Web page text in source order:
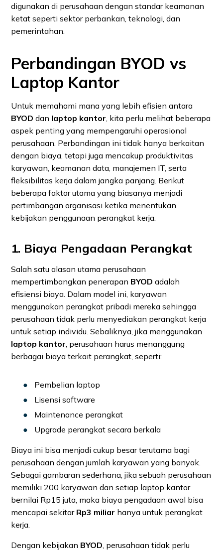
digunakan di perusahaan dengan standar keamanan
ketat seperti sektor perbankan, teknologi, dan
pemerintahan.
Perbandingan BYOD vs
Laptop Kantor
Untuk memahami mana yang lebih efisien antara
BYOD dan laptop kantor, kita perlu melihat beberapa
aspek penting yang mempengaruhi operasional
perusahaan. Perbandingan ini tidak hanya berkaitan
dengan biaya, tetapi juga mencakup produktivitas
karyawan, keamanan data, manajemen IT, serta
fleksibilitas kerja dalam jangka panjang. Berikut
beberapa faktor utama yang biasanya menjadi
pertimbangan organisasi ketika menentukan
kebijakan penggunaan perangkat kerja.
1. Biaya Pengadaan Perangkat
Salah satu alasan utama perusahaan
mempertimbangkan penerapan BYOD adalah
efisiensi biaya. Dalam model ini, karyawan
menggunakan perangkat pribadi mereka sehingga
perusahaan tidak perlu menyediakan perangkat kerja
untuk setiap individu. Sebaliknya, jika menggunakan
laptop kantor , perusahaan harus menanggung
berbagai biaya terkait perangkat, seperti:
Pembelian laptop
Lisensi software
Maintenance perangkat
Upgrade perangkat secara berkala
Biaya ini bisa menjadi cukup besar terutama bagi
perusahaan dengan jumlah karyawan yang banyak.
Sebagai gambaran sederhana, jika sebuah perusahaan
memiliki 200 karyawan dan setiap laptop kantor
bernilai Rp15 juta, maka biaya pengadaan awal bisa
mencapai sekitar Rp3 miliar hanya untuk perangkat
kerja.
Dengan kebijakan BYOD , perusahaan tidak perlu